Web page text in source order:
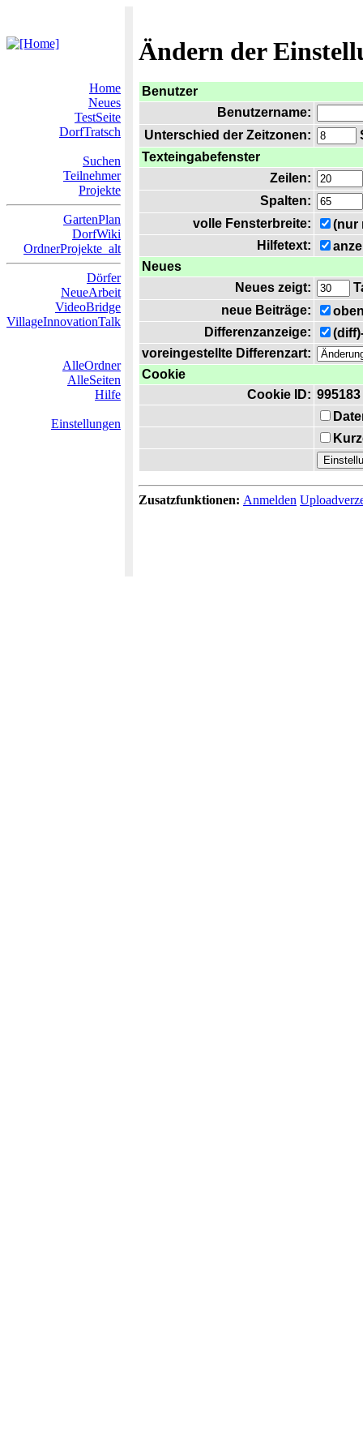
Ändern der
Home
Neues
TestSeite
DorfTratsch
Suchen
Teilnehmer
Projekte
GartenPlan
DorfWiki
OrdnerProjekte_alt
Dörfer
NeueArbeit
VideoBridge
VillageInnovationTalk
AlleOrdner
AlleSeiten
Hilfe
Einstellungen
Benutzer
Benutzername:
Unterschied der Zeitzonen:
Texteingabefenster
Zeilen:
Spalten:
volle Fensterbreite:
(nur
Hilfetext:
Neues
Neues zeigt:
neue Beiträge:
Differenzanzeige:
voreingestellte Differenzart:
Cookie
Cookie ID: 995183
Zusatzfunktionen: Anmelden